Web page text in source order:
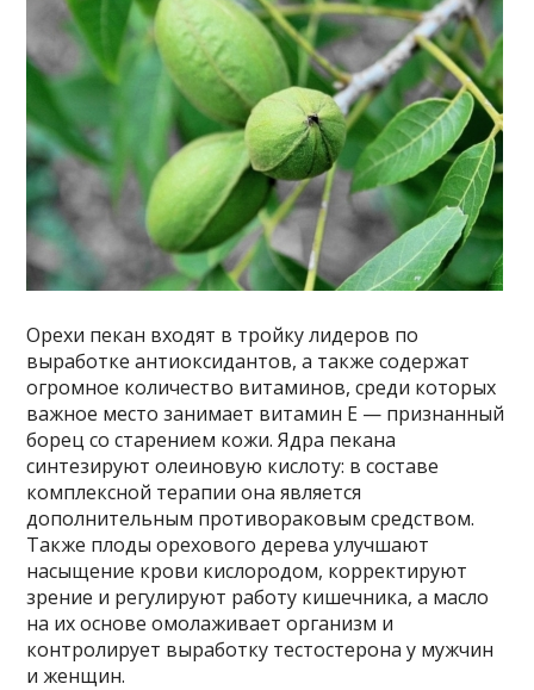
Орехи пекан входят в тройку лидеров по
выработке антиоксидантов, а также содержат
огромное количество витаминов, среди которых
важное место занимает витамин Е — признанный
борец со старением кожи. Ядра пекана
синтезируют олеиновую кислоту: в составе
комплексной терапии она является
дополнительным противораковым средством.
Также плоды орехового дерева улучшают
насыщение крови кислородом, корректируют
зрение и регулируют работу кишечника, а масло
на их основе омолаживает организм и
контролирует выработку тестостерона у мужчин
и женщин.